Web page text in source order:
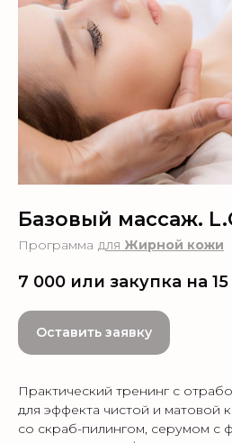
Базовый массаж.
Программа для Жирной кожи
7 000 или закупка на
Оставить заявку
Практический тренинг c
для эффекта чистой и матовой
со скраб-пилингом, серумом с